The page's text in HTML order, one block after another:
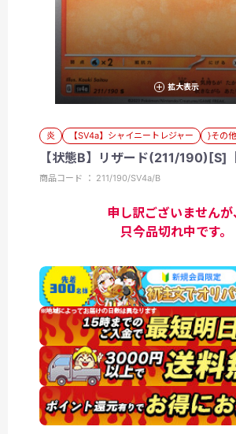
拡大表示
炎 【SV4a】シャイニートレジャー }その他
【状態B】リザード(211/190)[S]
商品コード ： 211/190/SV4a/B
申し訳ございませんが
只今品切れ中です。